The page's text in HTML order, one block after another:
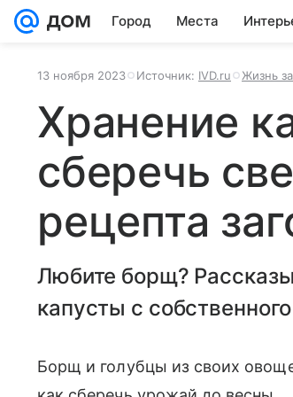
Город Места
13 ноября 2023 Источник: IVD.ru Жизнь
Хранение
сберечь
рецепта
Любите борщ?
капусты с
Борщ и голубцы из своих